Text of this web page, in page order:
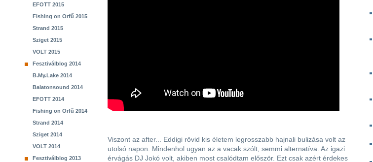
EFOTT 2015
Fishing on Orfű 2015
Strand 2015
Sziget 2015
VOLT 2015
Fesztiválblog 2014
B.My.Lake 2014
Balatonsound 2014
EFOTT 2014
Fishing on Orfű 2014
Strand 2014
Sziget 2014
VOLT 2014
Fesztiválblog 2013
Viszont az after... Eddigi rövid kis életem legrosszabb hajnali bulizása volt az
utolsó napon. Mindenhol ugyan az a vacak szólt, semmi alternatíva. Az igazi
érvágás DJ Jokó volt, akiben most csalódtam először. Ezt csak azért érdekes